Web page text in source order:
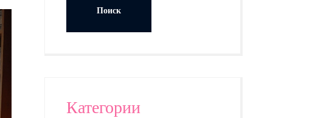
Категории